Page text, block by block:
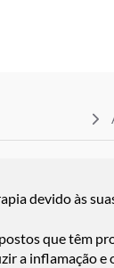
devido às
que têm
a inflamação e